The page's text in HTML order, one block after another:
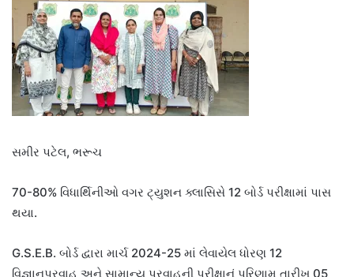
સમીર પટેલ, ભરૂચ
70-80% વિધાર્થિનીઓ વગર ટ્યુશન ક્લાસિસે 12 બોર્ડ પરીક્ષામાં પાસ
થયા.
G.S.E.B. બોર્ડ દ્વારા માર્ચ 2024-25 માં લેવાયેલ ધોરણ 12
વિજ્ઞાનપ્રવાહ અને સામાન્ય પ્રવાહની પરીક્ષાનું પરિણામ તારીખ 05